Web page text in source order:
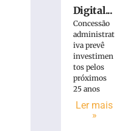
Homem
matou
mulher
ocultou
cadáver
condenado
Digital...
Concessão
administrat
iva prevê
investimen
tos pelos
próximos
25 anos
Ler mais
»